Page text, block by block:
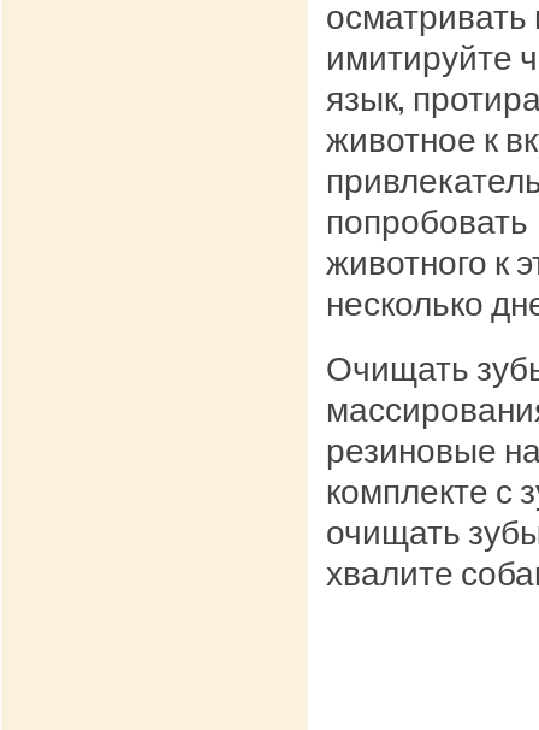
имитируйте
язык,
животное к
животного к
несколько
Очищать
резиновые
комплекте с
очищать
хвалите